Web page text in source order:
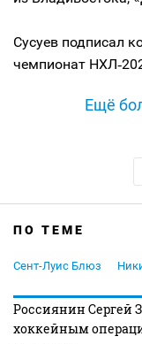
Сусуев подписал
чемпионат
Ещё
ПО ТЕМЕ
Сент-Луис Блюз
Россиянин Сергей
хоккейным